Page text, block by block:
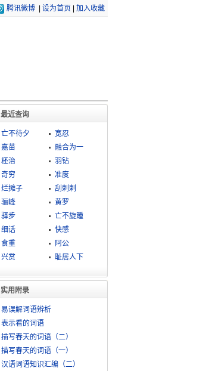
腾讯微博 设为首页 加入收藏
最近查询
亡不待夕
宽忍
嘉苗
融合为一
柸治
羽钻
奇穷
准度
烂摊子
刮剌剌
骊峰
黄罗
驿步
亡不旋踵
细话
快感
食重
阿公
兴赏
耻居人下
实用附录
易误解词语辨析
表示看的词语
描写春天的词语（二）
描写春天的词语（一）
汉语词语知识汇编（二）